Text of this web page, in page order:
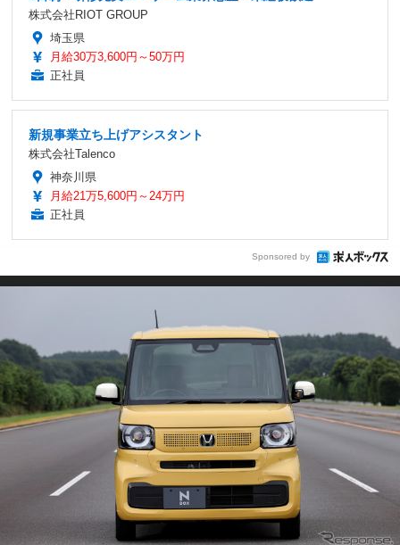
株式会社RIOT GROUP
埼玉県
月給30万3,600円～50万円
正社員
新規事業立ち上げアシスタント
株式会社Talenco
神奈川県
月給21万5,600円～24万円
正社員
Sponsored by